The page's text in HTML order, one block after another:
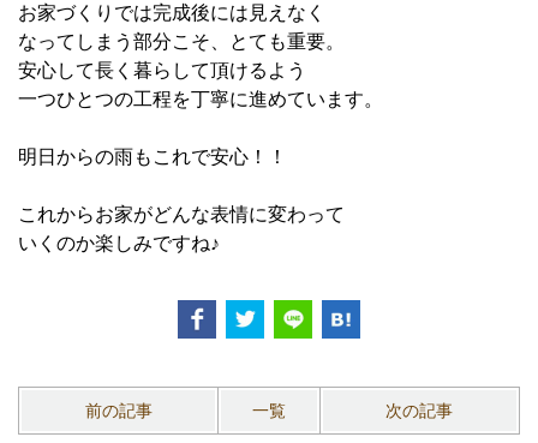
お家づくりでは完成後には見えなく
なってしまう部分こそ、とても重要。
安心して長く暮らして頂けるよう
一つひとつの工程を丁寧に進めています。
明日からの雨もこれで安心！！
これからお家がどんな表情に変わって
いくのか楽しみですね♪
前の記事 一覧 次の記事